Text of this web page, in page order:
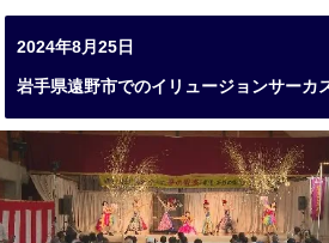
2024年8月25日
岩手県遠野市でのイリュージョンサーカ